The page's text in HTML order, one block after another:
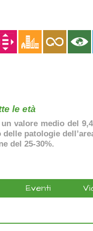
le età
valore medio del
patologie
del 25-30%.
Eventi